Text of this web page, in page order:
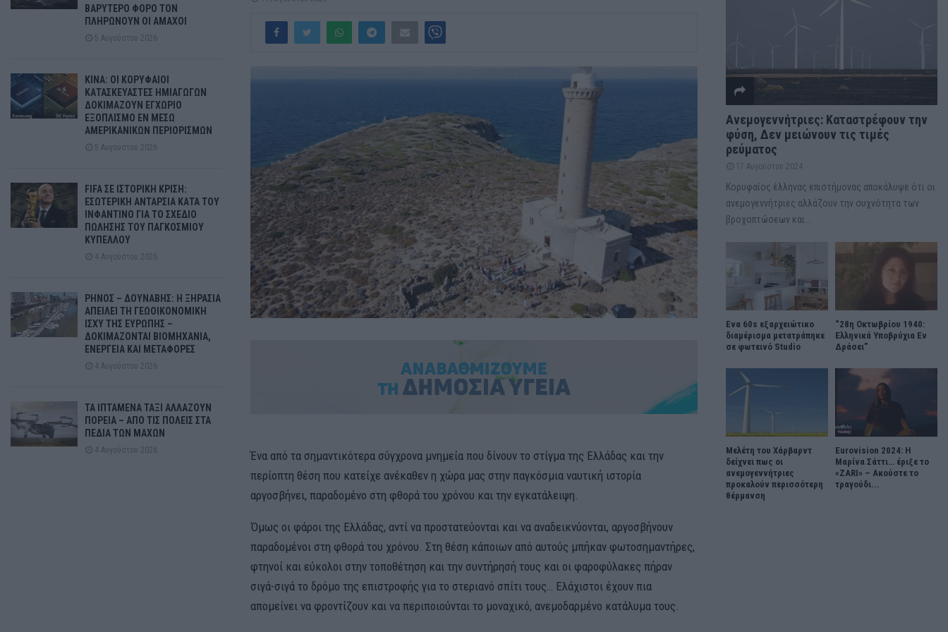
Ένα από τα σημαντικότερα σύγχρονα μνημεία που δίνουν το στίγμα της Ελλάδας και την
περίοπτη θέση που κατείχε ανέκαθεν η χώρα μας στην παγκόσμια ναυτική ιστορία
αργοσβήνει, παραδομένο στη φθορά του χρόνου και την εγκατάλειψη.
Όμως οι φάροι της Ελλάδας, αντί να προστατεύονται και να αναδεικνύονται, αργοσβήνουν
παραδομένοι στη φθορά του χρόνου. Στη θέση κάποιων από αυτούς μπήκαν φωτοσημαντήρες,
φτηνοί και εύκολοι στην τοποθέτηση και την συντήρησή τους και οι φαροφύλακες πήραν
σιγά-σιγά το δρόμο της επιστροφής για το στεριανό σπίτι τους… Ελάχιστοι έχουν πια
απομείνει να φροντίζουν και να περιποιούνται το μοναχικό, ανεμοδαρμένο κατάλυμα τους.
ΒΑΡΥΤΕΡΟ ΦΟΡΟ ΤΟΝ
ΠΛΗΡΩΝΟΥΝ ΟΙ ΑΜΑΧΟΙ
5 Αυγούστου 2026
ΚΙΝΑ: ΟΙ ΚΟΡΥΦΑΙΟΙ
ΚΑΤΑΣΚΕΥΑΣΤΕΣ ΗΜΙΑΓΩΓΩΝ
ΔΟΚΙΜΑΖΟΥΝ ΕΓΧΩΡΙΟ
ΕΞΟΠΛΙΣΜΟ ΕΝ ΜΕΣΩ
ΑΜΕΡΙΚΑΝΙΚΩΝ ΠΕΡΙΟΡΙΣΜΩΝ
5 Αυγούστου 2026
FIFA ΣΕ ΙΣΤΟΡΙΚΗ ΚΡΙΣΗ:
ΕΣΩΤΕΡΙΚΗ ΑΝΤΑΡΣΙΑ ΚΑΤΑ ΤΟΥ
ΙΝΦΑΝΤΙΝΟ ΓΙΑ ΤΟ ΣΧΕΔΙΟ
ΠΩΛΗΣΗΣ ΤΟΥ ΠΑΓΚΟΣΜΙΟΥ
ΚΥΠΕΛΛΟΥ
4 Αυγούστου 2026
ΡΗΝΟΣ – ΔΟΥΝΑΒΗΣ: Η ΞΗΡΑΣΙΑ
ΑΠΕΙΛΕΙ ΤΗ ΓΕΩΟΙΚΟΝΟΜΙΚΗ
ΙΣΧΥ ΤΗΣ ΕΥΡΩΠΗΣ –
ΔΟΚΙΜΑΖΟΝΤΑΙ ΒΙΟΜΗΧΑΝΙΑ,
ΕΝΕΡΓΕΙΑ ΚΑΙ ΜΕΤΑΦΟΡΕΣ
4 Αυγούστου 2026
ΤΑ ΙΠΤΑΜΕΝΑ ΤΑΞΙ ΑΛΛΑΖΟΥΝ
ΠΟΡΕΙΑ – ΑΠΟ ΤΙΣ ΠΟΛΕΙΣ ΣΤΑ
ΠΕΔΙΑ ΤΩΝ ΜΑΧΩΝ
4 Αυγούστου 2026
Ανεμογεννήτριες: Καταστρέφουν την
φύση, Δεν μειώνουν τις τιμές
ρεύματος
17 Αυγούστου 2024
Κορυφαίος έλληνας επιστήμονας αποκάλυψε ότι οι
ανεμογεννήτριες αλλάζουν την συχνότητα των
βροχοπτώσεων και...
Ένα 60s εξαρχειώτικο
διαμέρισμα μετατράπηκε
σε φωτεινό Studio
“28η Οκτωβρίου 1940:
Ελληνικά Υποβρύχια Εν
Δράσει”
Μελέτη του Χάρβαρντ
δείχνει πως οι
ανεμογεννήτριες
προκαλούν περισσότερη
θέρμανση
Eurovision 2024: Η
Μαρίνα Σάττι… έριξε το
«ZARI» – Ακούστε το
τραγούδι...